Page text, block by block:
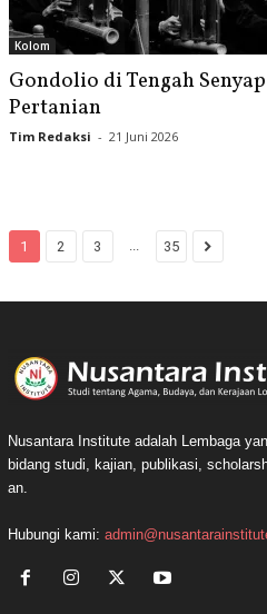
Kolom
Gondolio di Tengah
Pertanian
Tim Redaksi - 21 Juni 2026
1 2 3 ... 35
Nusantara Institute adalah Lembaga
bidang studi, kajian, publikasi,
an.
Hubungi kami: